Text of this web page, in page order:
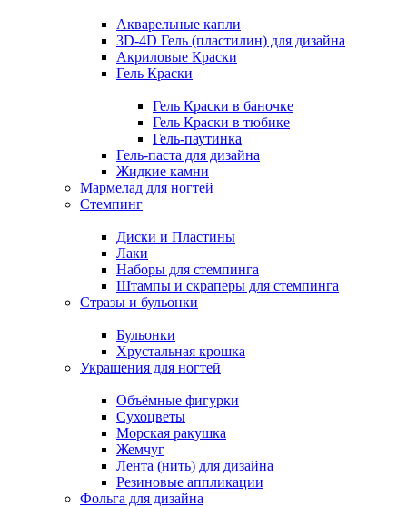
Акварельные капли
3D-4D Гель (пластилин) для дизайна
Акриловые Краски
Гель Краски
Гель Краски в баночке
Гель Краски в тюбике
Гель-паутинка
Гель-паста для дизайна
Жидкие камни
Мармелад для ногтей
Стемпинг
Диски и Пластины
Лаки
Наборы для стемпинга
Штампы и скраперы для стемпинга
Стразы и бульонки
Бульонки
Хрустальная крошка
Украшения для ногтей
Объёмные фигурки
Сухоцветы
Морская ракушка
Жемчуг
Лента (нить) для дизайна
Резиновые аппликации
Фольга для дизайна